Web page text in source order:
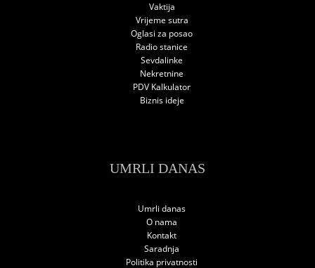
Vaktija
Vrijeme sutra
Oglasi za posao
Radio stanice
Sevdalinke
Nekretnine
PDV Kalkulator
Biznis ideje
UMRLI DANAS
Umrli danas
O nama
Kontakt
Saradnja
Politika privatnosti